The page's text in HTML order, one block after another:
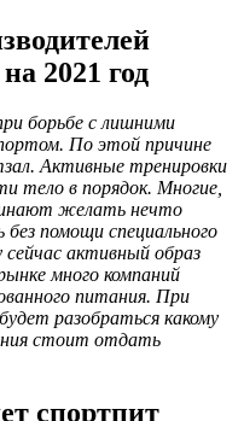
2021 год
борьбе с лишними
По этой причине
Активные тренировки
тело в порядок. Многие,
желать нечто
помощи специального
активный образ
много компаний
питания. При
разобраться какому
стоит отдать
спортпит